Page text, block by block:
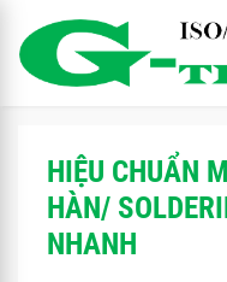
HIỆU CHUẨN
HÀN/
NHANH